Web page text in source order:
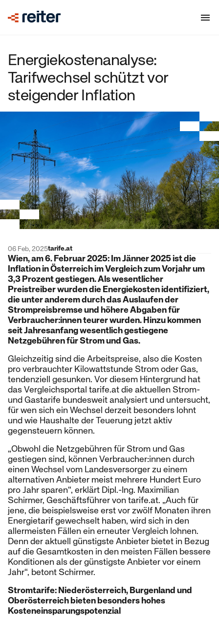
Energiekostenanalyse:
Tarifwechsel schützt vor
steigender Inflation
06 Feb, 2025tarife.at
Wien, am 6. Februar 2025: Im Jänner 2025 ist die
Inflation in Österreich im Vergleich zum Vorjahr um
3,3 Prozent gestiegen. Als wesentlicher
Preistreiber wurden die Energiekosten identifiziert,
die unter anderem durch das Auslaufen der
Strompreisbremse und höhere Abgaben für
Verbraucher:innen teurer wurden. Hinzu kommen
seit Jahresanfang wesentlich gestiegene
Netzgebühren für Strom und Gas.
Gleichzeitig sind die Arbeitspreise, also die Kosten
pro verbrauchter Kilowattstunde Strom oder Gas,
tendenziell gesunken. Vor diesem Hintergrund hat
das Vergleichsportal tarife.at die aktuellen Strom-
und Gastarife bundesweit analysiert und untersucht,
für wen sich ein Wechsel derzeit besonders lohnt
und wie Haushalte der Teuerung jetzt aktiv
gegensteuern können.
„Obwohl die Netzgebühren für Strom und Gas
gestiegen sind, können Verbraucher:innen durch
einen Wechsel vom Landesversorger zu einem
alternativen Anbieter meist mehrere Hundert Euro
pro Jahr sparen“, erklärt Dipl.-Ing. Maximilian
Schirmer, Geschäftsführer von tarife.at. „Auch für
jene, die beispielsweise erst vor zwölf Monaten ihren
Energietarif gewechselt haben, wird sich in den
allermeisten Fällen ein erneuter Vergleich lohnen.
Denn der aktuell günstigste Anbieter bietet in Bezug
auf die Gesamtkosten in den meisten Fällen bessere
Konditionen als der günstigste Anbieter vor einem
Jahr“, betont Schirmer.
Stromtarife: Niederösterreich, Burgenland und
Oberösterreich bieten besonders hohes
Kosteneinsparungspotenzial